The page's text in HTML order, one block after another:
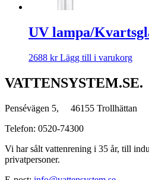
UV lampa/
2688 kr Lägg till i varukorg
VATTENSYSTEM.SE.
Pensévägen 5, 46155 Trollhättan
Telefon: 0520-74300
Vi har sålt vattenrening i 35 år, till
privatpersoner.